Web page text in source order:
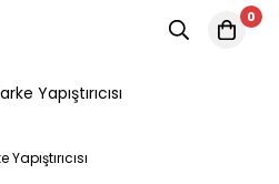
0
Yapıştırıcısı
Yapıştırıcısı